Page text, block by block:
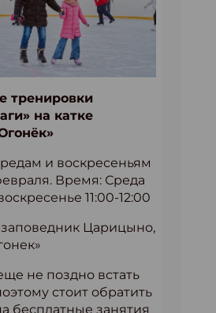
тренировки
на катке
и воскресеньям
Время: Среда
11:00-12:00
Царицыно,
не поздно встать
стоит обратить
бесплатные занятия